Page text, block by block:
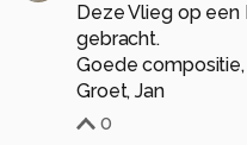
Deze Vlieg op een
gebracht.
Goede
Groet, Jan
0